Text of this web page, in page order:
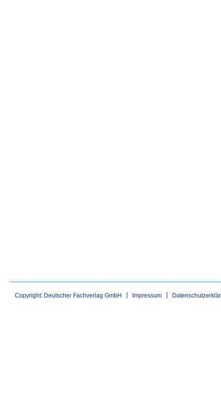
Copyright: Deutscher Fachverlag GmbH Impressum